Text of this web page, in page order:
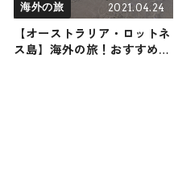
海外の旅 2021.04.24
【オーストラリア・ロットネ
ス島】海外の旅！おすすめ観